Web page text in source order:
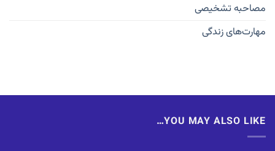
مصاحبه تشخیصی
مهارت‌های زندگی
YOU MAY ALSO LIKE…